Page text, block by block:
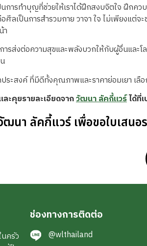
ารทำบุญที่ช่วยให้เราได้ฝึกสงบจิตใจ ฝึกค
เป็นการสำรวมกาย วาจา ใจ ไม่เพียงแต่จ
า
ารส่งต่อความสุขและพลังบวกให้กับผู้อื่นแล
ระสงค์ ที่มีดีทั้งคุณภาพและราคาย่อมเยา เลื
ะคุยรายละเอียดจากวัฒนา ลัคกี้แวร์ได้ที่
นา ลัคกี้แวร์ เพื่อขอใบเสนอ
ครัว
ช่องทางการติดต่อ
@wlthailand